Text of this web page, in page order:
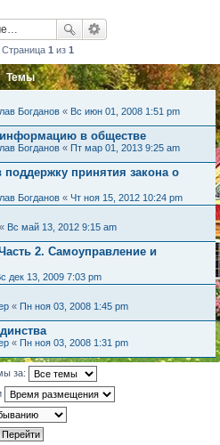
Страница 1 из 1
Темы
Богданов « Вс июн 01, 2008 1:51 pm
в обществе
Богданов « Пт мар 01, 2013 9:25 am
принятия закона о
Богданов « Чт ноя 15, 2012 10:24 pm
« Вс май 13, 2012 9:15 am
2. Самоуправление и
дек 13, 2009 7:03 pm
« Пн ноя 03, 2008 1:45 pm
« Пн ноя 03, 2008 1:31 pm
за: